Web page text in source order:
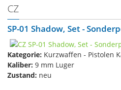
CZ
SP-01 Shadow, Set -
Kategorie: Kurzwaffen - Pistolen
Kaliber: 9 mm Luger
Zustand: neu